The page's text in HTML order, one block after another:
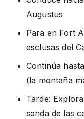
Augustus
Para en Fort
esclusas del
Continúa
(la montaña
Tarde:
senda de las